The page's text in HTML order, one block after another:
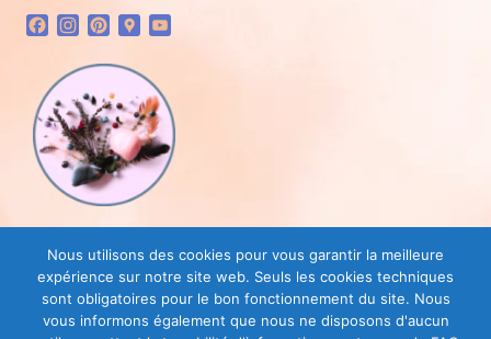
FacebookInstagramPinterestGoogle
Vous trouverez dans la boutique :
Nous utilisons des cookies pour vous garantir la meilleure
expérience sur notre site web. Seuls les cookies techniques
sont obligatoires pour le bon fonctionnement du site. Nous
vous informons également que nous ne disposons d'aucun